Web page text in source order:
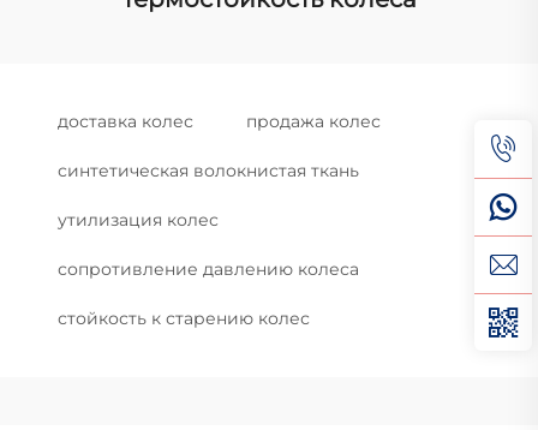
доставка колес продажа колес
синтетическая волокнистая ткань
утилизация колес
сопротивление давлению колеса
стойкость к старению колес